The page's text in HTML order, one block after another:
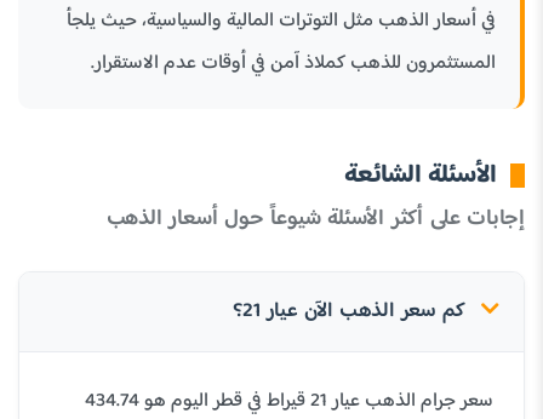
في أسعار الذهب مثل التوترات المالية والسياسية، حيث يلجأ
المستثمرون للذهب كملاذ آمن في أوقات عدم الاستقرار.
الأسئلة الشائعة
إجابات على أكثر الأسئلة شيوعاً حول أسعار الذهب
كم سعر الذهب الآن عيار 21؟
سعر جرام الذهب عيار 21 قيراط في قطر اليوم هو 434.74